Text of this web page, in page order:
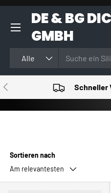
DIREKT ZUM INHALT
DE & BG
GMBH
Alle
VORHERIGE Schneller
Sortieren nach
Am relevantesten